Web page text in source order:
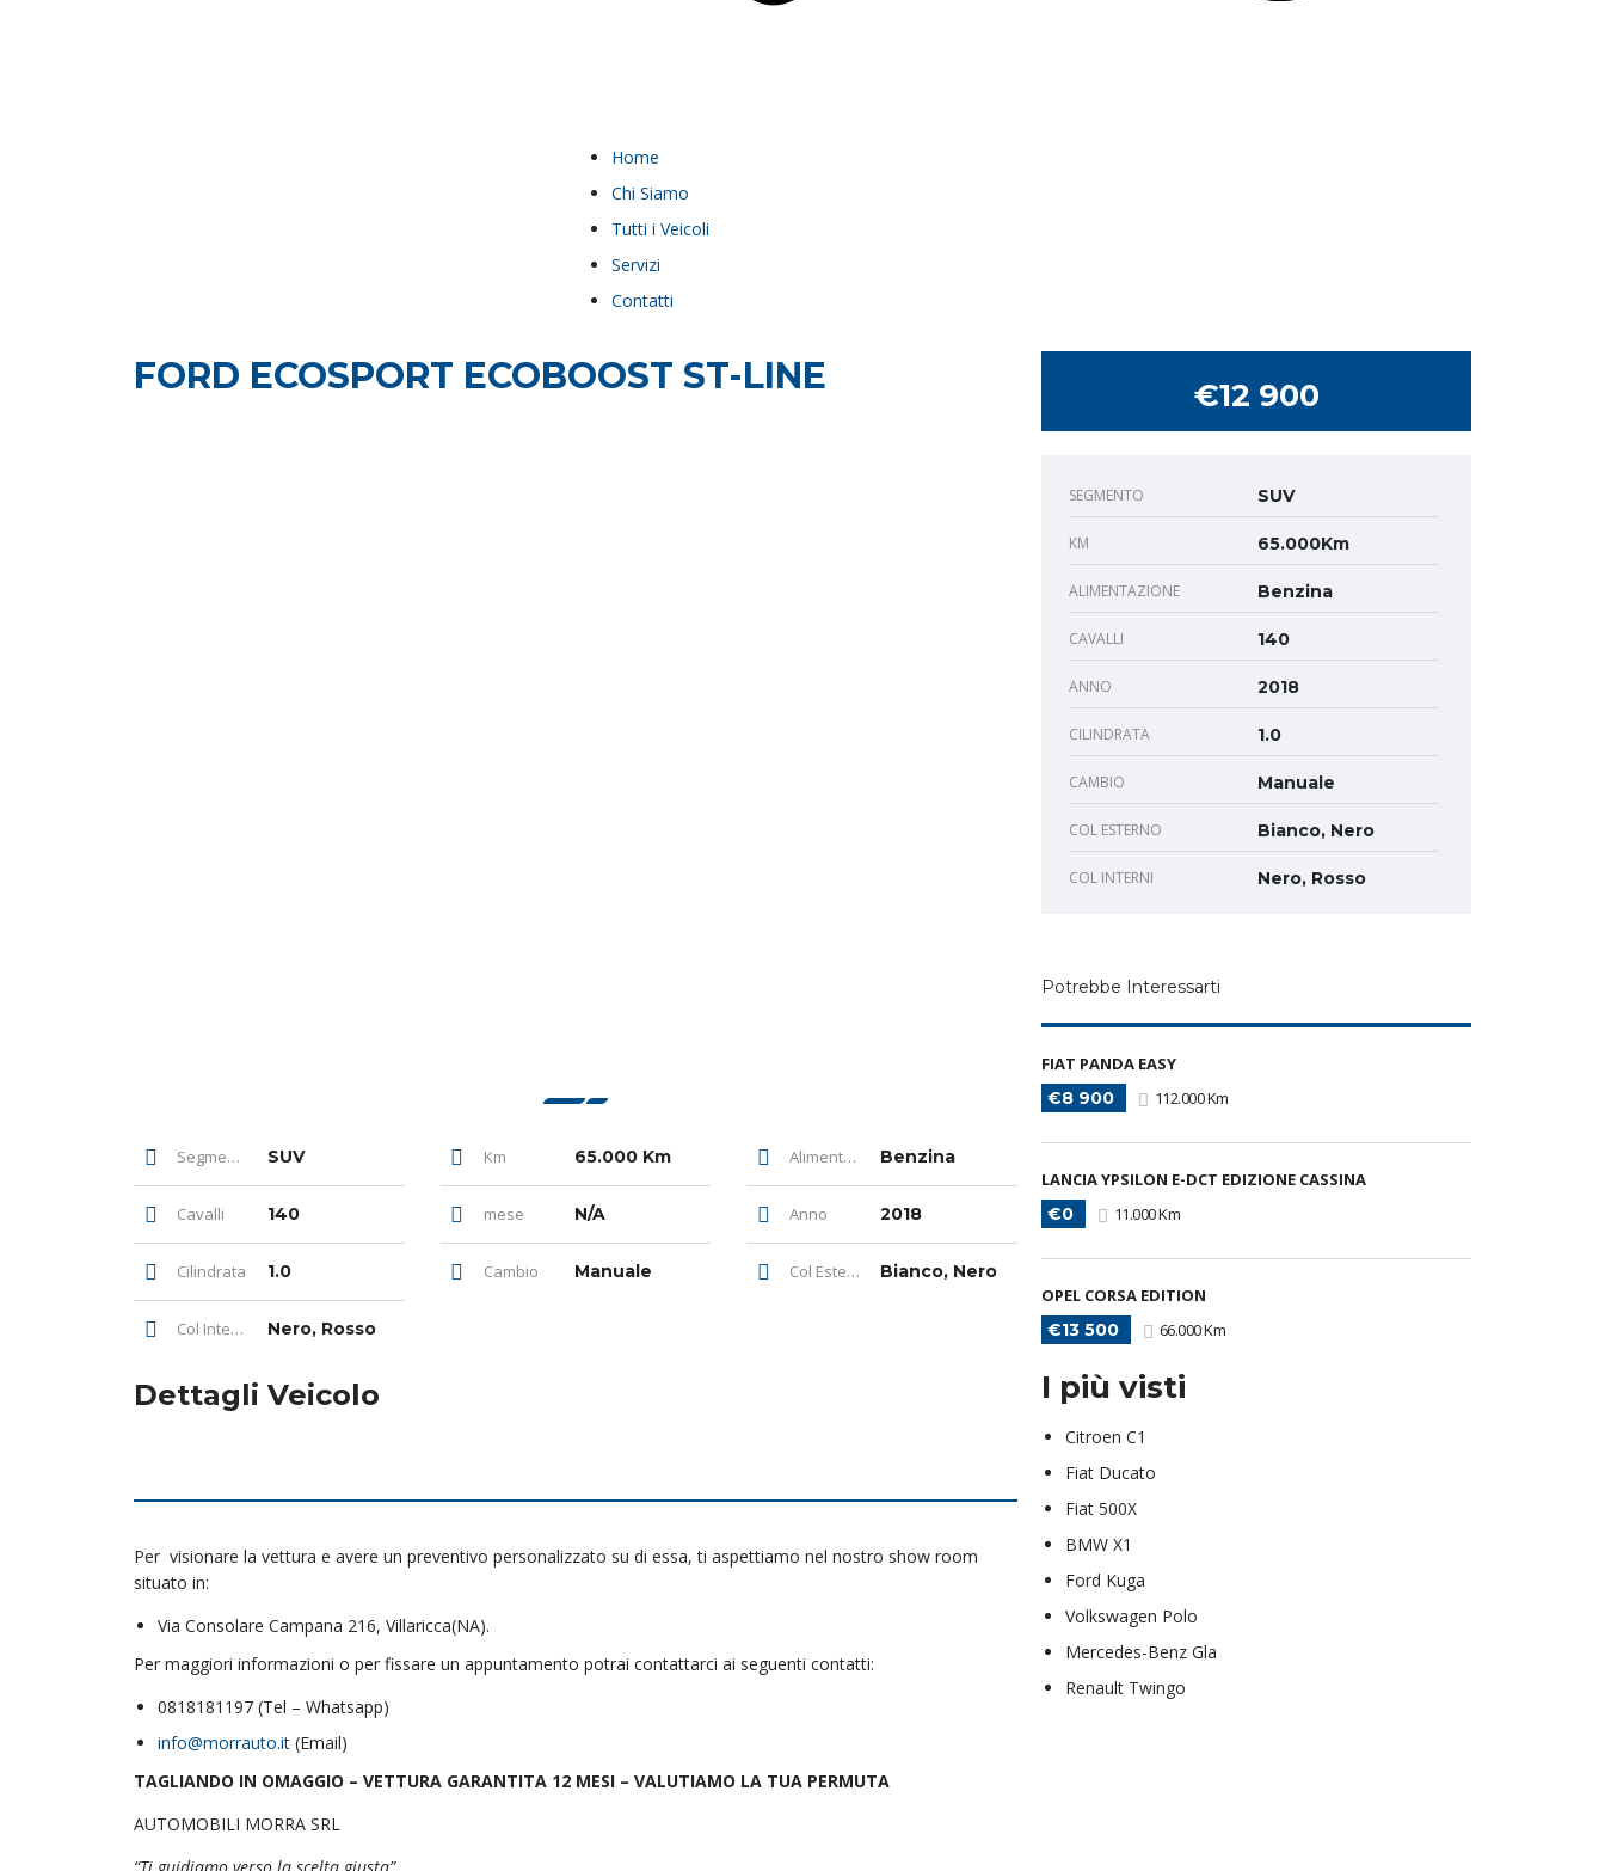
Home
Chi Siamo
Tutti i Veicoli
Servizi
Contatti
FORD ECOSPORT ECOBOOST ST-LINE
Segmento SUV Km 65.000 Km Alimentazione Benzina
Cavalli 140 mese N/A Anno 2018
Cilindrata 1.0 Cambio Manuale Col Esterno Bianco, Nero
Col Interni Nero, Rosso
Dettagli Veicolo
Per visionare la vettura e avere un preventivo personalizzato su di essa, ti aspettiamo nel nostro show room
situato in:
Via Consolare Campana 216, Villaricca(NA).
Per maggiori informazioni o per fissare un appuntamento potrai contattarci ai seguenti contatti:
0818181197 (Tel – Whatsapp)
info@morrauto.it (Email)
TAGLIANDO IN OMAGGIO – VETTURA GARANTITA 12 MESI – VALUTIAMO LA TUA PERMUTA
AUTOMOBILI MORRA SRL
“Ti guidiamo verso la scelta giusta”
€12 900
SEGMENTO SUV
KM 65.000Km
ALIMENTAZIONE Benzina
CAVALLI 140
ANNO 2018
CILINDRATA 1.0
CAMBIO Manuale
COL ESTERNO Bianco, Nero
COL INTERNI Nero, Rosso
Potrebbe Interessarti
FIAT PANDA EASY
€8 900
112.000 Km
LANCIA YPSILON E-DCT EDIZIONE CASSINA
€0
11.000 Km
OPEL CORSA EDITION
€13 500
66.000 Km
I più visti
Citroen C1
Fiat Ducato
Fiat 500X
BMW X1
Ford Kuga
Volkswagen Polo
Mercedes-Benz Gla
Renault Twingo